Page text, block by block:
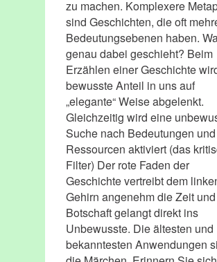
zu machen. Komplexere
sind Geschichten, die oft
Bedeutungsebenen haben.
genau dabei geschieht? Beim
Erzählen einer Geschichte
bewusste Anteil in uns auf
„elegante“ Weise abgelenkt.
Gleichzeitig wird eine
Suche nach Bedeutungen und
Ressourcen aktiviert (das
Filter) Der rote Faden der
Geschichte vertreibt dem
Gehirn angenehm die Zeit
Botschaft gelangt direkt ins
Unbewusste. Die ältesten und
bekanntesten Anwendungen